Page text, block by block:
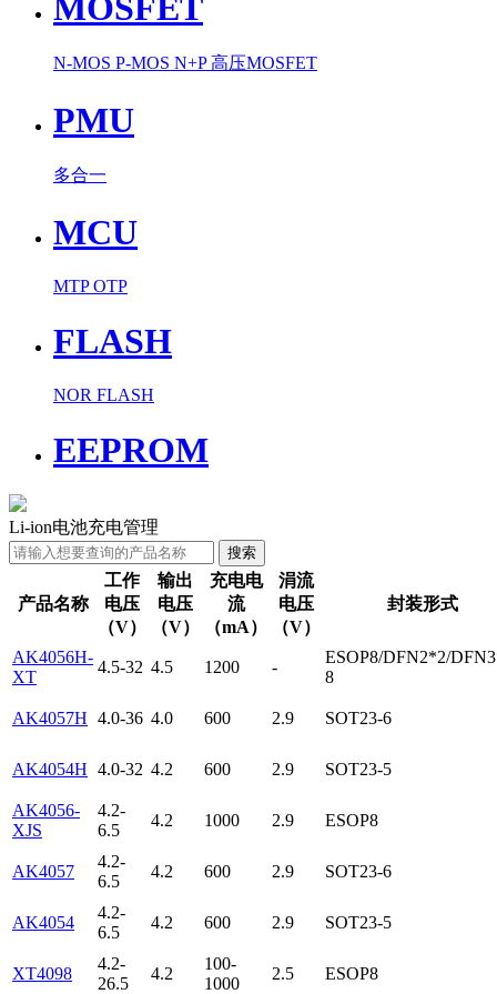
N-MOS P-MOS N+P高压MOSFET
PMU
多合一
MCU
MTPOTP
FLASH
NOR FLASH
EEPROM
Li-ion电池充电管理
产品名称
工作
电压
（V）
输出
电压
（V）
充电电
流
（mA）
涓流
电压
（V）
封装形式
AK4056H-
XT
4.5-32 4.5 1200 -
ESOP8/DFN2*2/
8
AK4057H 4.0-36 4.0 600 2.9 SOT23-6
AK4054H 4.0-32 4.2 600 2.9 SOT23-5
AK4056-
XJS
4.2-
6.5
4.2 1000 2.9 ESOP8
AK4057
4.2-
6.5
4.2 600 2.9 SOT23-6
AK4054
4.2-
6.5
4.2 600 2.9 SOT23-5
XT4098
4.2-
26.5
4.2
100-
1000
2.5 ESOP8